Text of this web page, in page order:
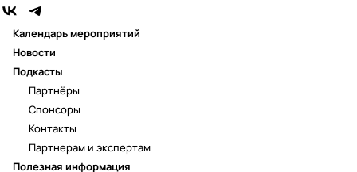
Календарь мероприятий
Новости
Подкасты
Полезная информация
Партнёры
Спонсоры
Контакты
Партнерам и экспертам